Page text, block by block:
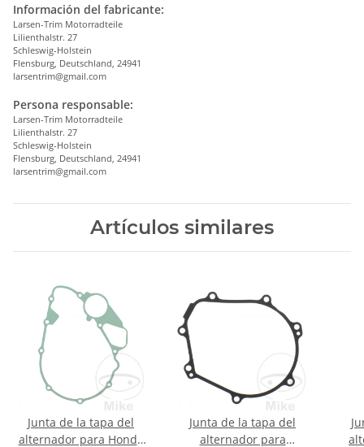
Información del fabricante:
Larsen-Trim Motorradteile
Lilienthalstr. 27
Schleswig-Holstein
Flensburg, Deutschland, 24941
larsentrim@gmail.com
Persona responsable:
Larsen-Trim Motorradteile
Lilienthalstr. 27
Schleswig-Holstein
Flensburg, Deutschland, 24941
larsentrim@gmail.com
Artículos similares
Junta de la tapa del
alternador para Honda
Junta de la tapa del
alternador para